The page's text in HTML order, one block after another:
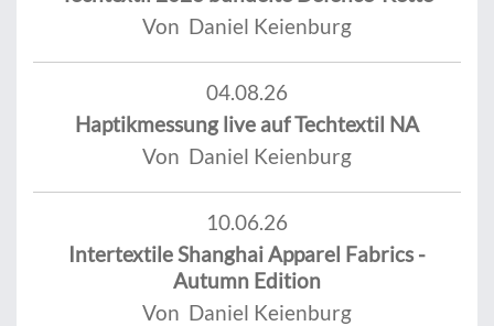
Von Daniel Keienburg
04.08.26
Haptikmessung live auf Techtextil NA
Von Daniel Keienburg
10.06.26
Intertextile Shanghai Apparel Fabrics -
Autumn Edition
Von Daniel Keienburg